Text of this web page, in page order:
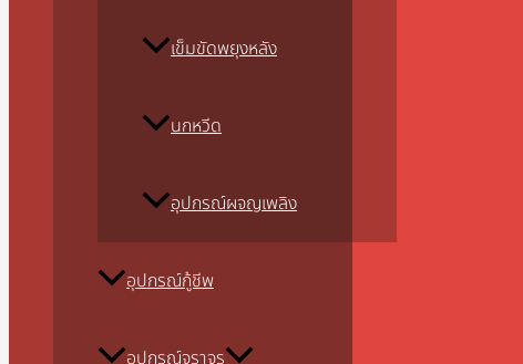
เข็มขัดพยุงหลัง
นกหวีด
อุปกรณ์ผจญเพลิง
อุปกรณ์กู้ชีพ
อุปกรณ์จราจร